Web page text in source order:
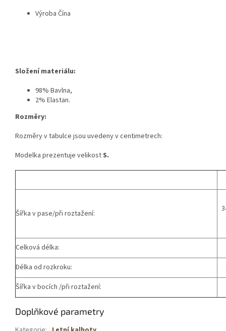
Výroba Čína
Složení materiálu:
98% Bavlna,
2% Elastan.
Rozměry:
Rozměry v tabulce jsou uvedeny v centimetrech:
Modelka prezentuje velikostS.
Šířka v pase/při roztažení:
Celková délka:
Délka od rozkroku:
Šířka v bocích /při roztažení:
Doplňkové parametry